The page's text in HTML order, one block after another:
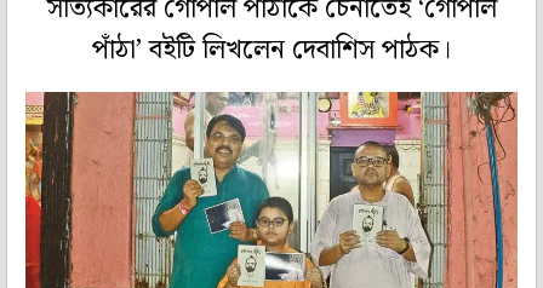
সত্যিকারের গোপাল পাঁঠাকে চেনাতেই ‘গোপাল
পাঁঠা’ বইটি লিখলেন দেবাশিস পাঠক।